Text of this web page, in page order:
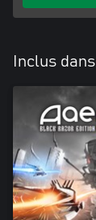
Inclus dans